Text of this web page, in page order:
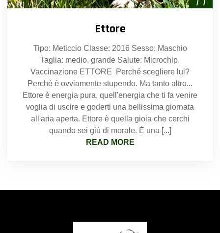
Ettore
Tipo: Meticcio Classe: 2016 Sesso: Maschio
Taglia: medio, grande Salute: Microchip,
Vaccinazione ETTORE Perché scegliere lui?
Perché è ovviamente stupendo. Ma tanto altro...
Ettore è energia pura, quell'energia che ti fa venire
voglia di uscire e goderti una bellissima giornata
all'aria aperta. Ettore è quella gioia che cerchi
quando sei giù di morale. È una [...]
READ MORE